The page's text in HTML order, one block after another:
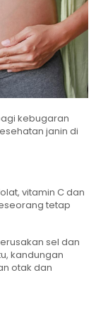
kebugaran
janin di
vitamin C dan
tetap
sel dan
kandungan
otak dan